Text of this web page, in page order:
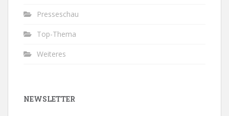
Presseschau
Top-Thema
Weiteres
NEWSLETTER